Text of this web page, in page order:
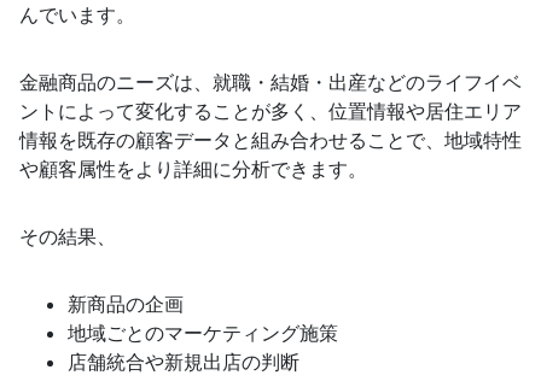
んでいます。
金融商品のニーズは、就職・結婚・出産などのライフイベ
ントによって変化することが多く、位置情報や居住エリア
情報を既存の顧客データと組み合わせることで、地域特性
や顧客属性をより詳細に分析できます。
その結果、
新商品の企画
地域ごとのマーケティング施策
店舗統合や新規出店の判断